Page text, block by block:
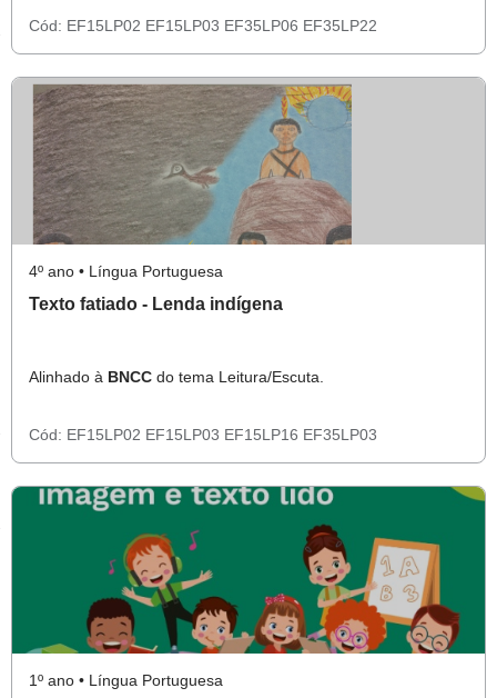
Cód: EF15LP02 EF15LP03 EF35LP06 EF35LP22
4º ano • Língua Portuguesa
Texto fatiado - Lenda indígena
Alinhado à BNCC do tema Leitura/Escuta.
Cód: EF15LP02 EF15LP03 EF15LP16 EF35LP03
1º ano • Língua Portuguesa